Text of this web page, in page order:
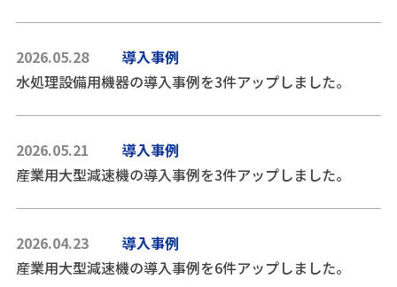
2026.05.28
導入事例
水処理設備用機器の導入事例を3件アップしました。
2026.05.21
導入事例
産業用大型減速機の導入事例を3件アップしました。
2026.04.23
導入事例
産業用大型減速機の導入事例を6件アップしました。